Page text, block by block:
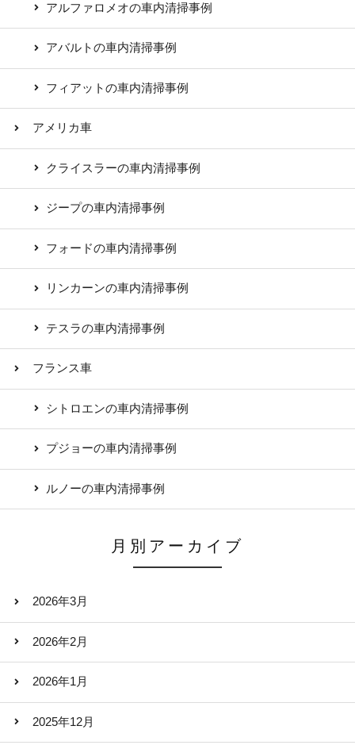
アルファロメオの車内清掃事例
アバルトの車内清掃事例
フィアットの車内清掃事例
アメリカ車
クライスラーの車内清掃事例
ジープの車内清掃事例
フォードの車内清掃事例
リンカーンの車内清掃事例
テスラの車内清掃事例
フランス車
シトロエンの車内清掃事例
プジョーの車内清掃事例
ルノーの車内清掃事例
月別アーカイブ
2026年3月
2026年2月
2026年1月
2025年12月